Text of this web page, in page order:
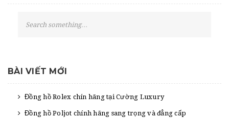
h
BÀI VIẾT MỚI
Đồng hồ Rolex chín hãng tại Cường Luxury
Đồng hồ Poljot chính hãng sang trọng và đẳng cấp